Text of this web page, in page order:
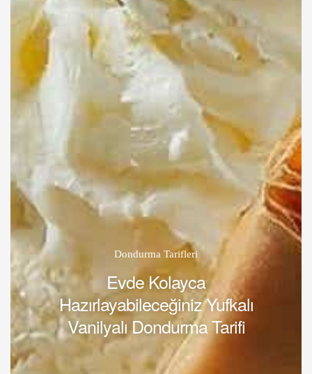
Dondurma Tarifleri
Evde Kolayca
Hazırlayabileceğiniz Yufkalı
Vanilyalı Dondurma Tarifi